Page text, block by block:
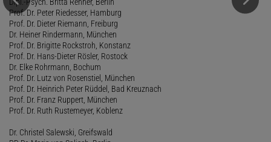
Prof. Dr. Peter Riedesser, Hamburg
Prof. Dr. Dieter Riemann, Freiburg
Dr. Heiner Rindermann, München
Prof. Dr. Brigitte Rockstroh, Konstanz
Prof. Dr. Hans-Dieter Rösler, Rostock
Dr. Elke Rohrmann, Bochum
Prof. Dr. Lutz von Rosenstiel, München
Prof. Dr. Heinrich Peter Rüddel, Bad Kreuznach
Prof. Dr. Franz Ruppert, München
Prof. Dr. Ruth Rustemeyer, Koblenz
Dr. Christel Salewski, Greifswald